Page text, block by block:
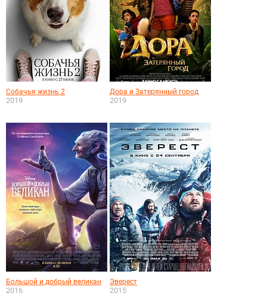
Собачья жизнь 2
2019
Дора и Затерянный город
2019
Большой и добрый великан
2016
Эверест
2015